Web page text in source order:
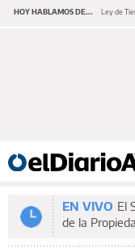
HOY HABLAMOS DE... Ley de
EN VIVO El
de la